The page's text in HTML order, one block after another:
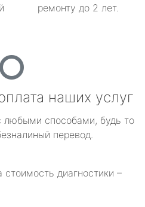
ремонту до 2 лет.
наших услуг
способами, будь то
перевод.
стоимость диагностики –